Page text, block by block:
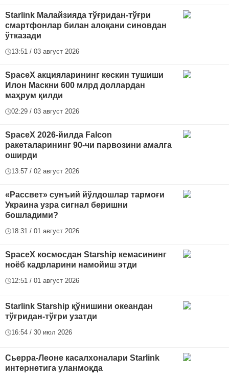
Starlink Малайзияда тўғридан-тўғри
смартфонлар билан алоқани синовдан
ўтказади
13:51 / 03 август 2026
SpaceX акцияларининг кескин тушиши
Илон Маскни 600 млрд доллардан
маҳрум қилди
02:29 / 03 август 2026
SpaceX 2026-йилда Falcon
ракеталарининг 90-чи парвозини амалга
оширди
13:57 / 02 август 2026
«Рассвет» сунъий йўлдошлар тармоғи
Украина узра сигнал беришни
бошладими?
18:31 / 01 август 2026
SpaceX космосдан Starship кемасининг
ноёб кадрларини намойиш этди
12:51 / 01 август 2026
Starlink Starship қўнишини океандан
тўғридан-тўғри узатди
16:54 / 30 июл 2026
Сьерра-Леоне касалхоналари Starlink
интернетига уланмоқда